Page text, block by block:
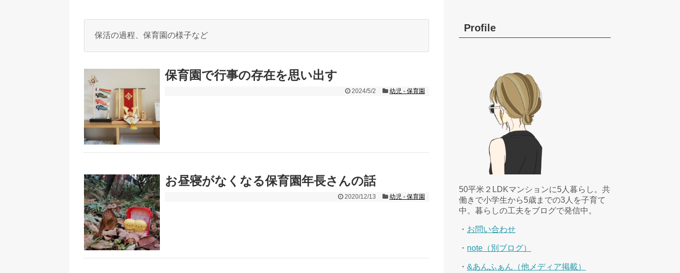
保活の過程、保育園の様子など
保育園で行事の存在を思い出す
2024/5/2 幼児 - 保育園
お昼寝がなくなる保育園年長さんの話
2020/12/13 幼児 - 保育園
Profile
50平米２LDKマンションに5人暮らし。共
働きで小学生から5歳までの3人を子育て
中。暮らしの工夫をブログで発信中。
・ お問い合わせ
・ note（別ブログ）
・ &あんふぁん（他メディア掲載）